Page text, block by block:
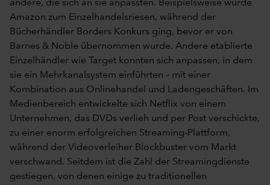
andere, die sich an sie anpassten. Beispielsweise wurde
Amazon zum Einzelhandelsriesen, während der
Bücherhändler Borders Konkurs ging, bevor er von
Barnes & Noble übernommen wurde. Andere etablierte
Einzelhändler wie Target konnten sich anpassen, in dem
sie ein Mehrkanalsystem einführten – mit einer
Kombination aus Onlinehandel und Ladengeschäften. Im
Medienbereich entwickelte sich Netflix von einem
Unternehmen, das DVDs verlieh und per Post verschickte,
zu einer enorm erfolgreichen Streaming-Plattform,
während der Videoverleiher Blockbuster vom Markt
verschwand. Seitdem ist die Zahl der Streamingdienste
gestiegen, von denen einige zu traditionellen